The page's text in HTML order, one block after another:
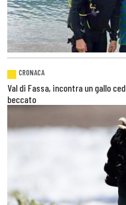
CRONACA
Val di Fassa, incontra un gallo
beccato